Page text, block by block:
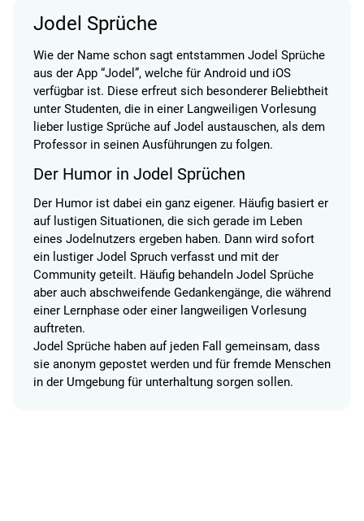
Jodel Sprüche
Wie der Name schon sagt entstammen Jodel Sprüche
aus der App “Jodel”, welche für Android und iOS
verfügbar ist. Diese erfreut sich besonderer Beliebtheit
unter Studenten, die in einer Langweiligen Vorlesung
lieber lustige Sprüche auf Jodel austauschen, als dem
Professor in seinen Ausführungen zu folgen.
Der Humor in Jodel Sprüchen
Der Humor ist dabei ein ganz eigener. Häufig basiert er
auf lustigen Situationen, die sich gerade im Leben
eines Jodelnutzers ergeben haben. Dann wird sofort
ein lustiger Jodel Spruch verfasst und mit der
Community geteilt. Häufig behandeln Jodel Sprüche
aber auch abschweifende Gedankengänge, die während
einer Lernphase oder einer langweiligen Vorlesung
auftreten.
Jodel Sprüche haben auf jeden Fall gemeinsam, dass
sie anonym gepostet werden und für fremde Menschen
in der Umgebung für unterhaltung sorgen sollen.